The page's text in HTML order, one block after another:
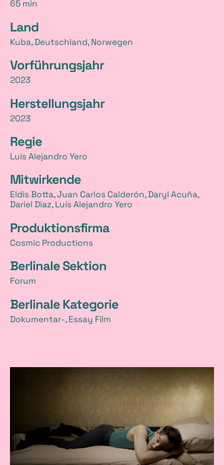
e
t
a
i
l
s
65 min
Land
Kuba, Deutschland, Norwegen
Vorführungsjahr
2023
Herstellungsjahr
2023
Regie
Luís Alejandro Yero
Mitwirkende
Eldis Botta, Juan Carlos Calderón, Daryl Acuña,
Dariel Díaz, Luís Alejandro Yero
Produktionsfirma
Cosmic Productions
Berlinale Sektion
Forum
Berlinale Kategorie
Dokumentar-, Essay Film
d